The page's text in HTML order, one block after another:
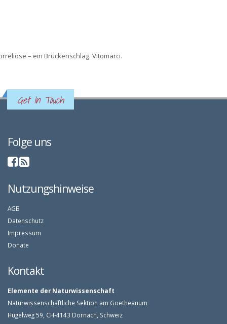
– ein Brückenschlag. Vitomarci.
Get In Touch
Folge uns
Nutzungshinweise
AGB
Datenschutz
Impressum
Donate
Kontakt
Elemente der Naturwissenschaft
Naturwissenschaftliche Sektion am Goetheanum
Hügelweg 59, CH-4143 Dornach, Schweiz